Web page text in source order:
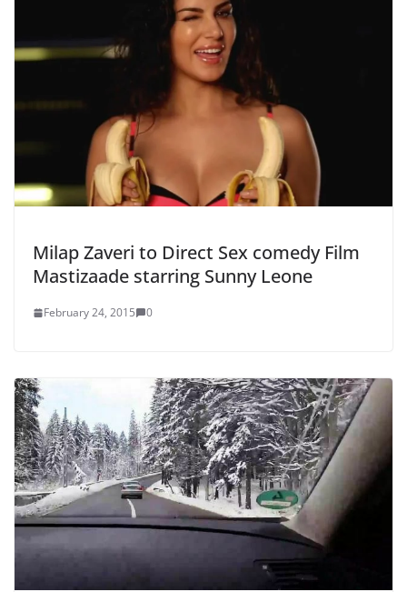
Milap Zaveri to Direct Sex comedy Film
Mastizaade starring Sunny Leone
February 24, 2015 0